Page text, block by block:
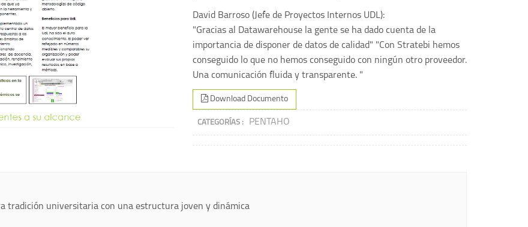
David Barroso (Jefe de Proyectos Internos UDL):
"Gracias al Datawarehouse la gente se ha dado cuenta de la
importancia de disponer de datos de calidad" "Con Stratebi hemos
conseguido lo que no hemos conseguido con ningún otro proveedor.
Una comunicación fluida y transparente. "
Download Documento
CATEGORÍAS : PENTAHO
tradición universitaria con una estructura joven y dinámica